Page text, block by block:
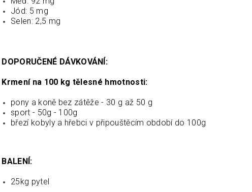
Jód: 5 mg
Selen: 2,5 mg
DOPORUČENÉ DÁVKOVÁNÍ:
Krmení na 100 kg tělesné hmotnosti:
pony a koně bez zátěže - 30 g až 50 g
sport - 50g - 100g
březí kobyly a hřebci v připouštěcím období do 100g
BALENÍ:
25kg pytel